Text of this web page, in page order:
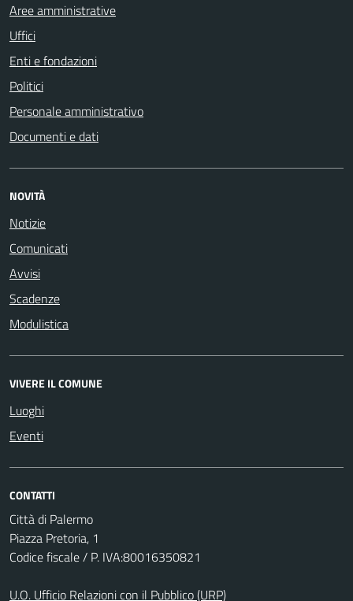
Aree amministrative
Uffici
Enti e fondazioni
Politici
Personale amministrativo
Documenti e dati
NOVITÀ
Notizie
Comunicati
Avvisi
Scadenze
Modulistica
VIVERE IL COMUNE
Luoghi
Eventi
CONTATTI
Città di Palermo
Piazza Pretoria, 1
Codice fiscale / P. IVA:80016350821
U.O. Ufficio Relazioni con il Pubblico (URP)